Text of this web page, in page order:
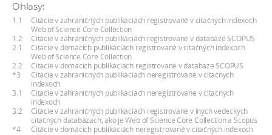
c
h
S
A
V
Ohlasy:
1.1
Citácie v zahraničných publikáciách registrované v citačných indexoch
Web of Science Core Collection
1.2
Citácie v zahraničných publikáciách registrované v databáze SCOPUS
2.1
Citácie v domácich publikáciách registrované v citačných indexoch
Web of Science Core Collection
2.2
Citácie v domácich publikáciách registrované v databáze SCOPUS
*3
Citácie v zahraničných publikáciách neregistrované v citačných
indexoch
3.1
Citácie v zahraničných publikáciách neregistrované v citačných
indexoch
3.2
Citácie v zahraničných publikáciách registrované v iných vedeckých
citačných databázach, ako je Web of Science Core Collection a Scopus
*4
Citácie v domácich publikáciách neregistrované v citačných indexoch